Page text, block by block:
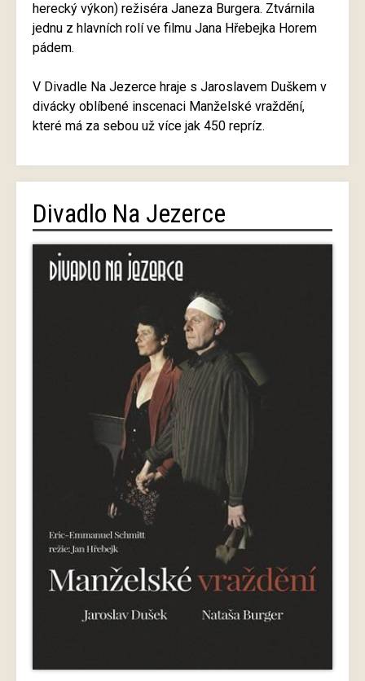
herecký výkon) režiséra Janeza Burgera. Ztvárnila
jednu z hlavních rolí ve filmu Jana Hřebejka Horem
pádem.
V Divadle Na Jezerce hraje s Jaroslavem Duškem v
divácky oblíbené inscenaci Manželské vraždění,
které má za sebou už více jak 450 repríz.
Divadlo Na Jezerce